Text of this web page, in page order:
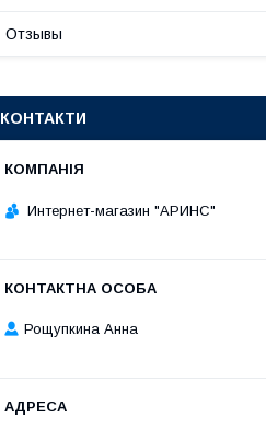
Отзывы
КОНТАКТИ
Интернет-магазин "АРИНС"
Рощупкина Анна